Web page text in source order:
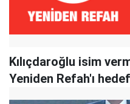
Kılıçdaroğlu isim
Yeniden Refah'ı